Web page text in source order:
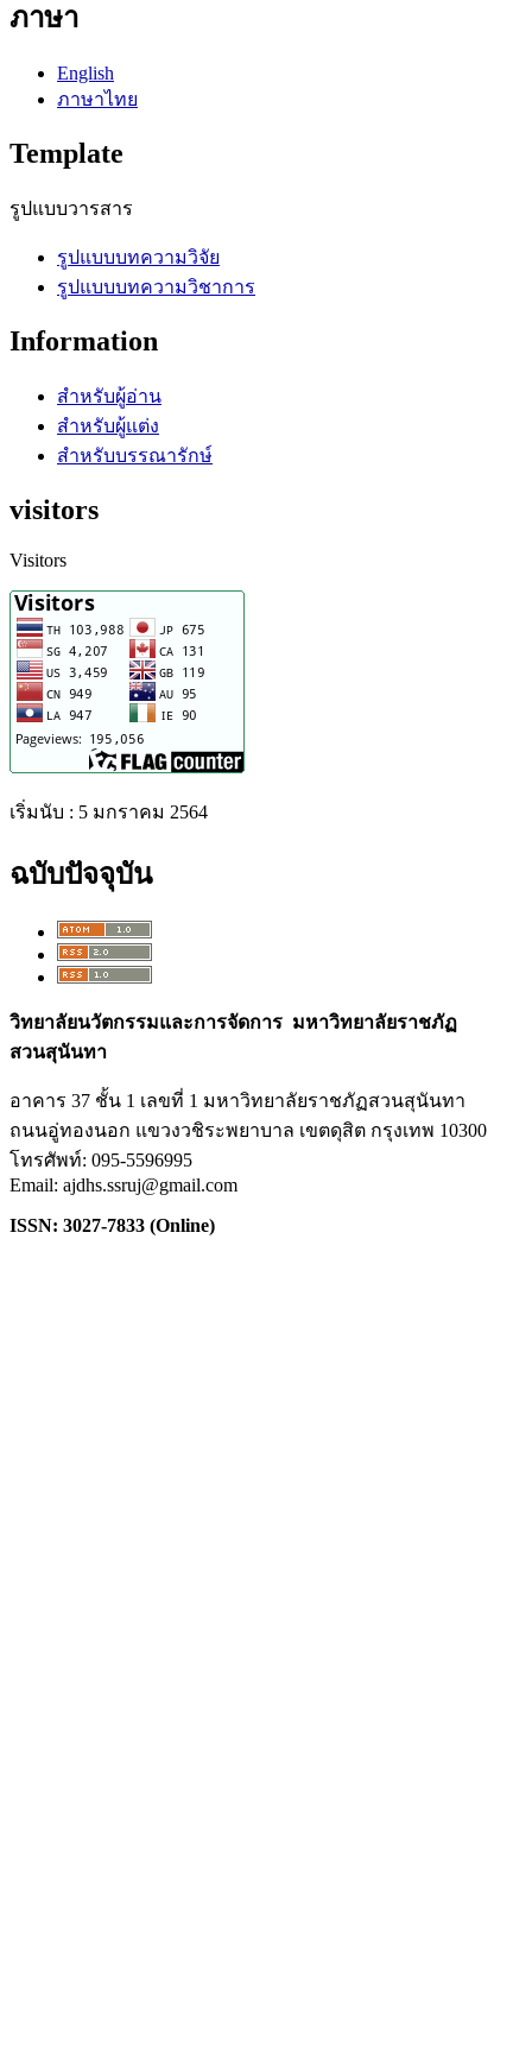
ภาษา
English
ภาษาไทย
Template
รูปแบบวารสาร
รูปแบบบทความวิจัย
รูปแบบบทความวิชาการ
Information
สำหรับผู้อ่าน
สำหรับผู้แต่ง
สำหรับบรรณารักษ์
visitors
Visitors
เริ่มนับ : 5 มกราคม 2564
ฉบับปัจจุบัน
วิทยาลัยนวัตกรรมและการจัดการ มหาวิทยาลัยราชภัฏ
สวนสุนันทา
อาคาร 37 ชั้น 1 เลขที่ 1 มหาวิทยาลัยราชภัฏสวนสุนันทา
ถนนอู่ทองนอก แขวงวชิระพยาบาล เขตดุสิต กรุงเทพ 10300
โทรศัพท์: 095-5596995
Email: ajdhs.ssruj@gmail.com
ISSN: 3027-7833 (Online)